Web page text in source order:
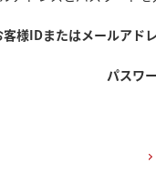
客様IDまたはメールアド
パスワ